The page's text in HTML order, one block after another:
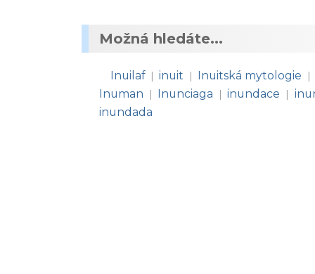
Možná hledáte...
Inuilaf | inuit | Inuitská mytologie |
Inuman | Inunciaga | inundace |
inundada